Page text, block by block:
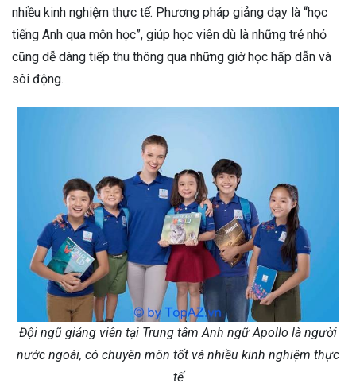
nhiều kinh nghiệm thực tế. Phương pháp giảng dạy là “học
tiếng Anh qua môn học”, giúp học viên dù là những trẻ nhỏ
cũng dễ dàng tiếp thu thông qua những giờ học hấp dẫn và
sôi động.
Đội ngũ giảng viên tại Trung tâm Anh ngữ Apollo là người
nước ngoài, có chuyên môn tốt và nhiều kinh nghiệm thực
tế